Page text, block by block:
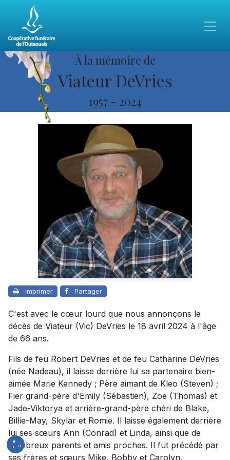
À la mémoire de
Viateur DeVries
1957 - 2024
Imprimer Partager
C'est avec le cœur lourd que nous annonçons le
décès de Viateur (Vic) DeVries le 18 avril 2024 à l'âge
de 66 ans.
Fils de feu Robert DeVries et de feu Catharine DeVries
(née Nadeau), il laisse derrière lui sa partenaire bien-
aimée Marie Kennedy ; Père aimant de Kleo (Steven) ;
Fier grand-père d'Emily (Sébastien), Zoe (Thomas) et
Jade-Viktorya et arrière-grand-père chéri de Blake,
Billie-May, Skylar et Romie. Il laisse également derrière
lui ses sœurs Ann (Conrad) et Linda, ainsi que de
nombreux parents et amis proches. Il fut précédé par
ses frères et sœurs Mike, Bobby et Carolyn.